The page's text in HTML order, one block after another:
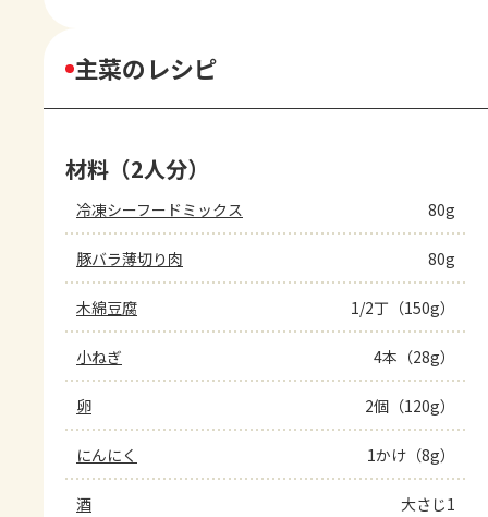
主菜のレシピ
材料（2人分）
冷凍シーフードミックス 80g
豚バラ薄切り肉 80g
木綿豆腐 1/2丁（150g）
小ねぎ 4本（28g）
卵 2個（120g）
にんにく 1かけ（8g）
酒 大さじ1